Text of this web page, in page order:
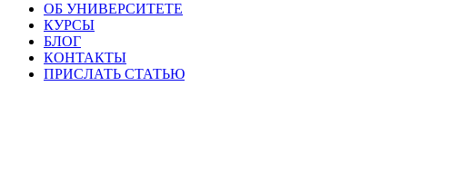
ОБ УНИВЕРСИТЕТЕ
КУРСЫ
БЛОГ
КОНТАКТЫ
ПРИСЛАТЬ СТАТЬЮ